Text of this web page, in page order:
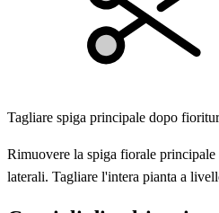
Tagliare spiga principale dopo
Rimuovere la spiga fiorale
laterali. Tagliare l'intera pianta a